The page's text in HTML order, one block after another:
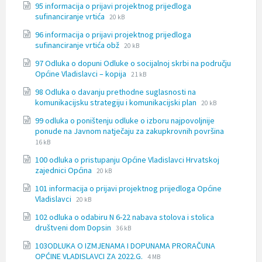
docx
95 informacija o prijavi projektnog prijedloga
sufinanciranje vrtića File
docx
File
20 kB
96 informacija o prijavi projektnog prijedloga
sufinanciranje vrtića obž File
docx
File
20 kB
97 Odluka o dopuni Odluke o socijalnoj skrbi na području
Općine Vladislavci – kopija File
docx
File
21 kB
98 Odluka o davanju prethodne suglasnosti na
komunikacijsku strategiju i komunikacijski plan File
docx
File
20 kB
99 odluka o poništenju odluke o izboru najpovoljnije
ponude na Javnom natječaju za zakupkrovnih površina
16 kB
100 odluka o pristupanju Općine Vladislavci Hrvatskoj
zajednici Općina File
docx
File
20 kB
101 informacija o prijavi projektnog prijedloga Općine
Vladislavci File
docx
File
20 kB
102 odluka o odabiru N 6-22 nabava stolova i stolica
društveni dom Dopsin File
docx
File
36 kB
103ODLUKA O IZMJENAMA I DOPUNAMA PRORAČUNA
OPĆINE VLADISLAVCI ZA 2022.G. File
File
4 MB